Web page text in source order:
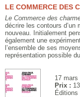
17 mars
Prix :
Éditions
LE COMMERCE DES
Le Commerce des
décrire les contours d’un
nouveau. Initialement
également une
l’ensemble de ses
représentation possible